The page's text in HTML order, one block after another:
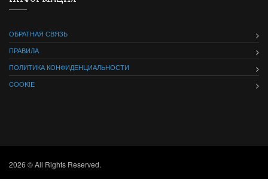
ОБРАТНАЯ СВЯЗЬ
ПРАВИЛА
ПОЛИТИКА КОНФИДЕНЦИАЛЬНОСТИ
COOKIE
2026 © All Rights Reserved.